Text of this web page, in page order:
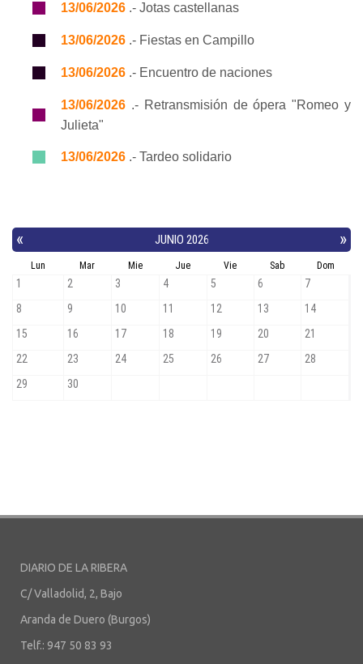
13/06/2026 .- Jotas castellanas
13/06/2026 .- Fiestas en Campillo
13/06/2026 .- Encuentro de naciones
13/06/2026 .- Retransmisión de ópera "Romeo y
Julieta"
13/06/2026 .- Tardeo solidario
DIARIO DE LA RIBERA
C/ Valladolid, 2, Bajo
Aranda de Duero (Burgos)
Telf.: 947 50 83 93